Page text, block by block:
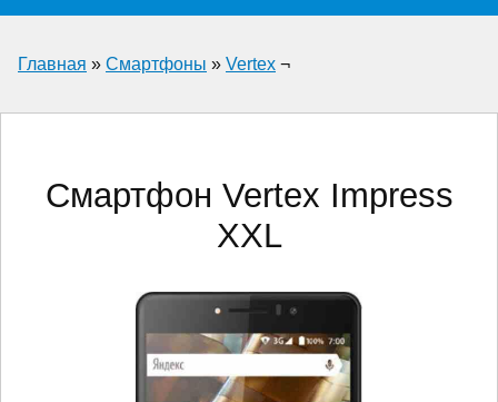
Главная » Смартфоны » Vertex ¬
Смартфон Vertex Impress
XXL